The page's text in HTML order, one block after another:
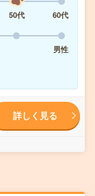
50代
60代
男性
詳しく見る